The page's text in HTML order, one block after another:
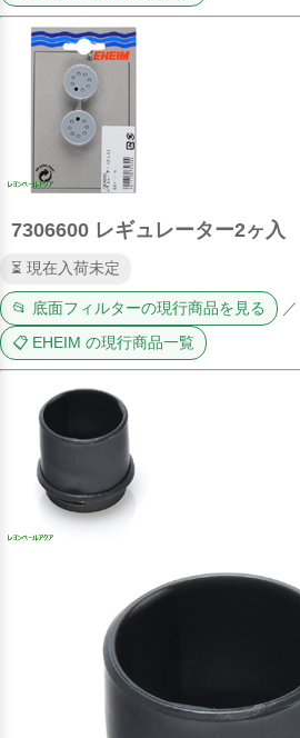
7306600 レギュレーター2ヶ入
⏳ 現在入荷未定
📂 底面フィルターの現行商品を見る ／
📋 EHEIM の現行商品一覧